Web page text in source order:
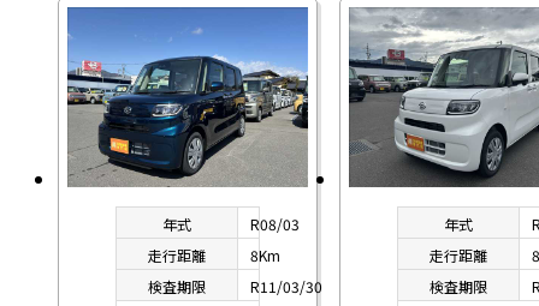
年式
R08/03
走行距離
8Km
検査期限
R11/03/30
年式
走行距離
検査期限